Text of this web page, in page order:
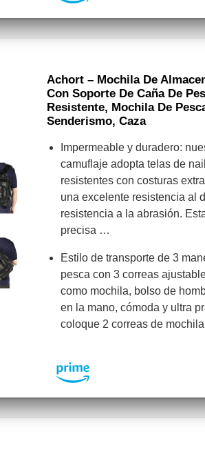
Achort – Mochila De
Con Soporte De Caña De
Resistente, Mochila De
Senderismo, Caza
Impermeable y duradero:
camuflaje adopta telas de
resistentes con costuras
una excelente resistencia al
resistencia a la abrasión.
precisa …
Estilo de transporte de 3
pesca con 3 correas
como mochila, bolso de
en la mano, cómoda y ultra
coloque 2 correas de